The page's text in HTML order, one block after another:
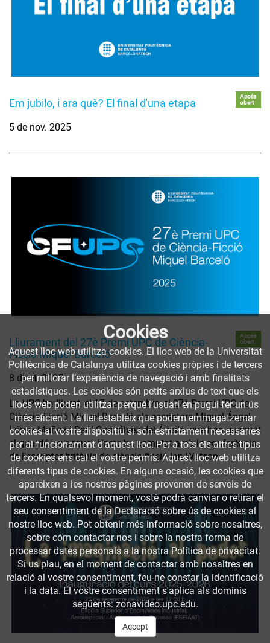
Em jubilo, i ara què? El final d'una etapa
Accés
obert
5 de nov. 2025
Lliurament del 27è Premi UPC de Ciència-
Ficció Miquel Barceló
Accés
obert
8 d’oct. 2025
La UPC ha lliurat, el 17 de setembre, el 27è Premi UPC de
Ciència-Ficció Miquel Barceló als escriptors Miguel Ángel
López Muñoz i Raúl Gonzálvez del Águila, que han guanyat
el guardó 'ex aequo'. L’acte ha comptat amb la conferència
de l'escriptor britànic de ciència-ficció Ian Watson.
Cookies
Aquest lloc web utilitza cookies. El lloc web de la Universitat
Politècnica de Catalunya utilitza cookies pròpies i de tercers
per millorar l’experiència de navegació i amb finalitats
estadístiques. Les cookies són petits arxius de text que els
llocs web poden utilitzar perquè l’usuari en pugui fer un ús
més eficient. La llei estableix que podem emmagatzemar
cookies al vostre dispositiu si són estrictament necessàries
per al funcionament d'aquest lloc. Per a tots els altres tipus
de cookies ens cal el vostre permís. Aquest lloc web utilitza
diferents tipus de cookies. En alguna ocasió, les cookies que
apareixen a les nostres pàgines provenen de serveis de
tercers. En qualsevol moment, vostè podrà canviar o retirar el
seu consentiment de la Declaració sobre ús de cookies al
nostre lloc web. Pot obtenir més informació sobre nosaltres,
sobre cóm contactar-nos i sobre la nostra forma de
processar dates personals a la nostra Política de privacitat.
Si us plau, en el moment de contactar amb nosaltres en
relació al vostre consentiment, feu-ne constar la identificació
i la data. El vostre consentiment s'aplica als dominis
següents: zonavideo.upc.edu.
Accept